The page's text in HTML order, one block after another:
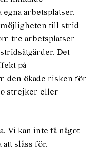
arbetsplatser.
möjligheten till strid
tre arbetsplatser
Det
på
den ökade risken för
strejker eller
Vi kan inte få något
att slåss för.